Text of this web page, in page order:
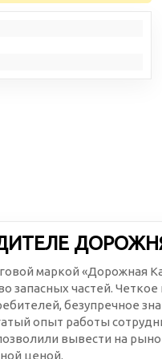
маркой «Дорожная
запасных частей.
безупречное
опыт работы
вывести на
ценой.